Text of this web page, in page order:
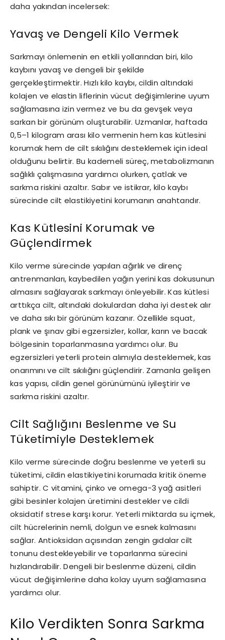
daha yakından incelersek:
Yavaş ve Dengeli Kilo Vermek
Sarkmayı önlemenin en etkili yollarından biri, kilo
kaybını yavaş ve dengeli bir şekilde
gerçekleştirmektir. Hızlı kilo kaybı, cildin altındaki
kolajen ve elastin liflerinin vücut değişimlerine uyum
sağlamasına izin vermez ve bu da gevşek veya
sarkan bir görünüm oluşturabilir. Uzmanlar, haftada
0,5–1 kilogram arası kilo vermenin hem kas kütlesini
korumak hem de cilt sıkılığını desteklemek için ideal
olduğunu belirtir. Bu kademeli süreç, metabolizmanın
sağlıklı çalışmasına yardımcı olurken, çatlak ve
sarkma riskini azaltır. Sabır ve istikrar, kilo kaybı
sürecinde cilt elastikiyetini korumanın anahtarıdır.
Kas Kütlesini Korumak ve
Güçlendirmek
Kilo verme sürecinde yapılan ağırlık ve direnç
antrenmanları, kaybedilen yağın yerini kas dokusunun
almasını sağlayarak sarkmayı önleyebilir. Kas kütlesi
arttıkça cilt, altındaki dokulardan daha iyi destek alır
ve daha sıkı bir görünüm kazanır. Özellikle squat,
plank ve şınav gibi egzersizler, kollar, karın ve bacak
bölgesinin toparlanmasına yardımcı olur. Bu
egzersizleri yeterli protein alımıyla desteklemek, kas
onarımını ve cilt sıkılığını güçlendirir. Zamanla gelişen
kas yapısı, cildin genel görünümünü iyileştirir ve
sarkma riskini azaltır.
Cilt Sağlığını Beslenme ve Su
Tüketimiyle Desteklemek
Kilo verme sürecinde doğru beslenme ve yeterli su
tüketimi, cildin elastikiyetini korumada kritik öneme
sahiptir. C vitamini, çinko ve omega-3 yağ asitleri
gibi besinler kolajen üretimini destekler ve cildi
oksidatif strese karşı korur. Yeterli miktarda su içmek,
cilt hücrelerinin nemli, dolgun ve esnek kalmasını
sağlar. Antioksidan açısından zengin gıdalar cilt
tonunu destekleyebilir ve toparlanma sürecini
hızlandırabilir. Dengeli bir beslenme düzeni, cildin
vücut değişimlerine daha kolay uyum sağlamasına
yardımcı olur.
Kilo Verdikten Sonra Sarkma